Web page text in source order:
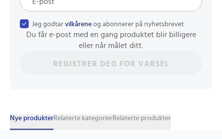
Jeg godtar vilkårene og abonnerer på nyhetsbrevet
Du får e-post med en gang produktet blir billigere
eller når målet ditt.
REGISTRER DEG FOR VARSEL
Nye produkterRelaterte kategorierRelaterte produkter